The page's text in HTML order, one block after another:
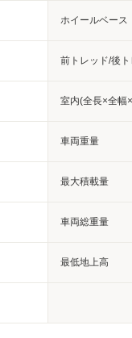
ホイールベース
前トレッド/後
室内(全長×全幅
車両重量
最大積載量
車両総重量
最低地上高